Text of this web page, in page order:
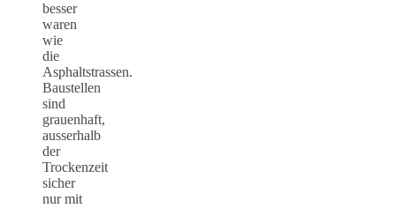
besser
waren
wie
die
Asphaltstrassen.
Baustellen
sind
grauenhaft,
ausserhalb
der
Trockenzeit
sicher
nur mit